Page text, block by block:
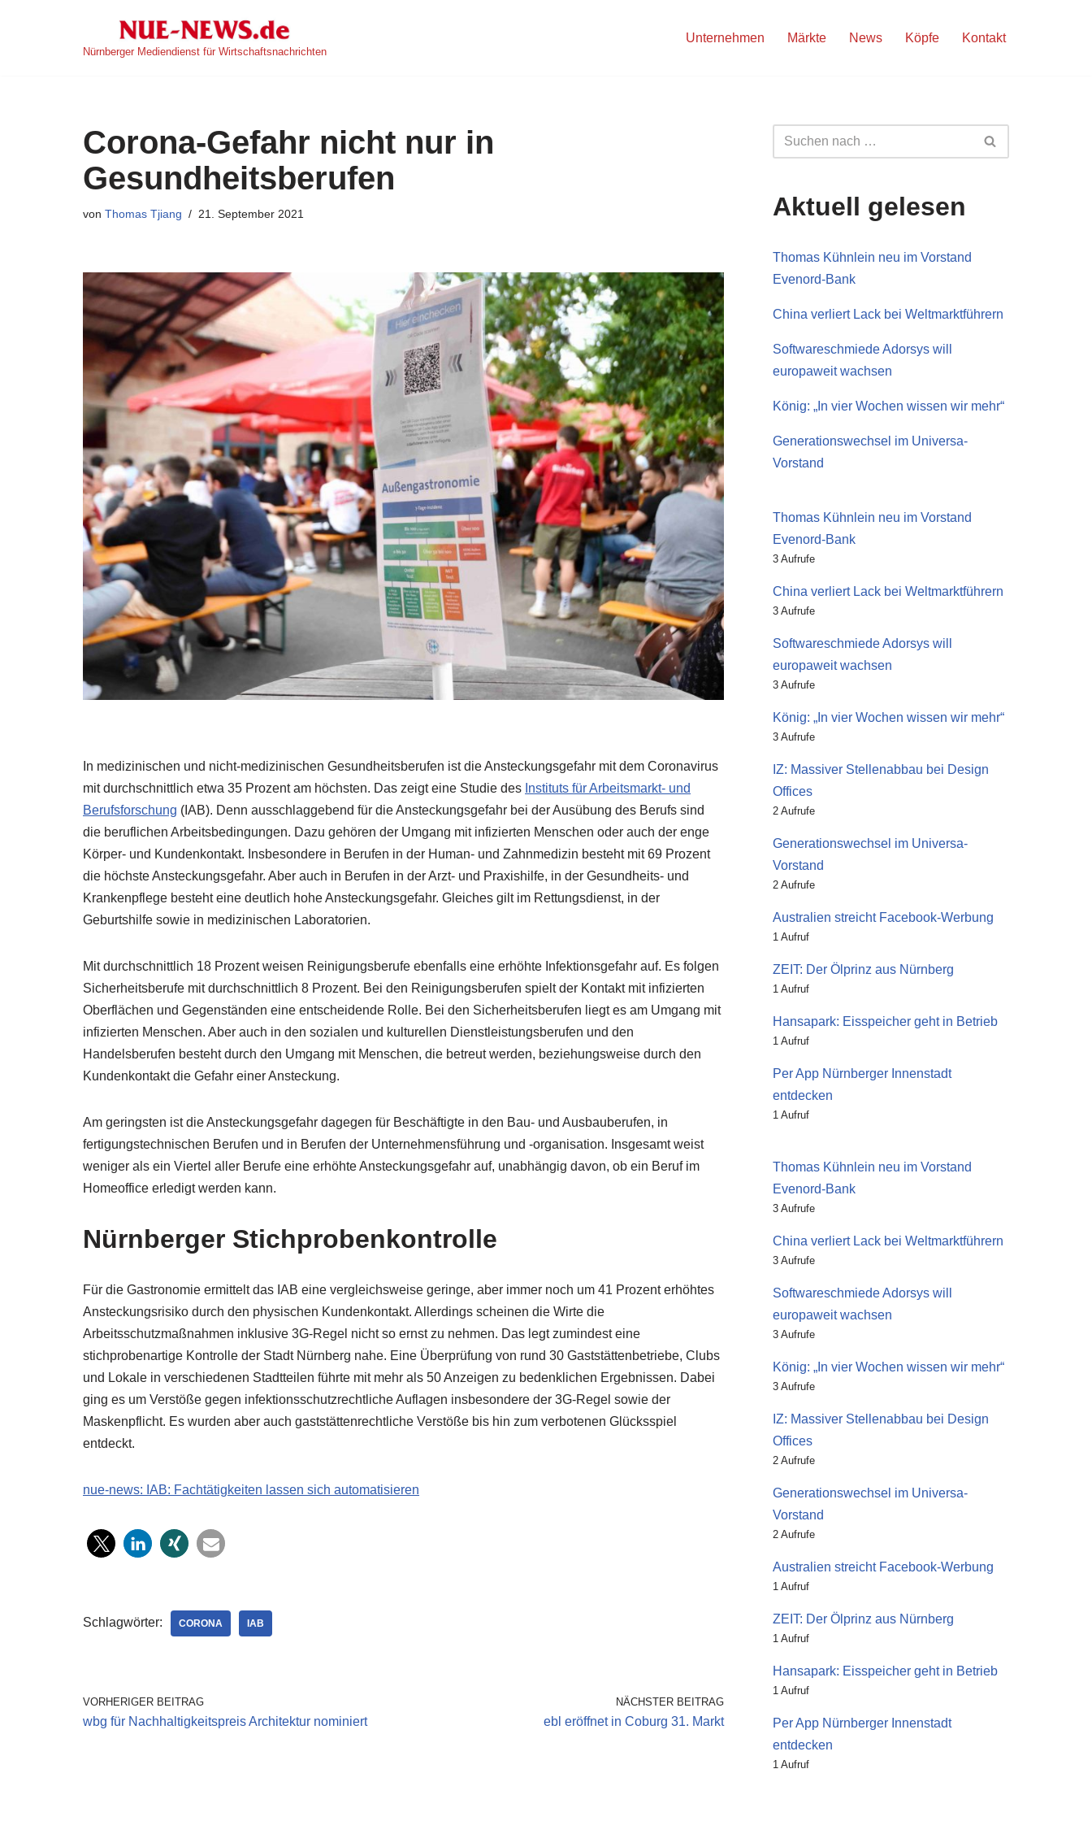
Nürnberger Mediendienst für Wirtschaftsnachrichten
Unternehmen Märkte News Köpfe Kontakt
Corona-Gefahr nicht nur in
Gesundheitsberufen
von Thomas Tjiang 21. September 2021
In medizinischen und nicht-medizinischen Gesundheitsberufen ist die Ansteckungsgefahr mit dem Coronavirus
mit durchschnittlich etwa 35 Prozent am höchsten. Das zeigt eine Studie des Instituts für Arbeitsmarkt- und
Berufsforschung (IAB). Denn ausschlaggebend für die Ansteckungsgefahr bei der Ausübung des Berufs sind
die beruflichen Arbeitsbedingungen. Dazu gehören der Umgang mit infizierten Menschen oder auch der enge
Körper- und Kundenkontakt. Insbesondere in Berufen in der Human- und Zahnmedizin besteht mit 69 Prozent
die höchste Ansteckungsgefahr. Aber auch in Berufen in der Arzt- und Praxishilfe, in der Gesundheits- und
Krankenpflege besteht eine deutlich hohe Ansteckungsgefahr. Gleiches gilt im Rettungsdienst, in der
Geburtshilfe sowie in medizinischen Laboratorien.
Mit durchschnittlich 18 Prozent weisen Reinigungsberufe ebenfalls eine erhöhte Infektionsgefahr auf. Es folgen
Sicherheitsberufe mit durchschnittlich 8 Prozent. Bei den Reinigungsberufen spielt der Kontakt mit infizierten
Oberflächen und Gegenständen eine entscheidende Rolle. Bei den Sicherheitsberufen liegt es am Umgang mit
infizierten Menschen. Aber auch in den sozialen und kulturellen Dienstleistungsberufen und den
Handelsberufen besteht durch den Umgang mit Menschen, die betreut werden, beziehungsweise durch den
Kundenkontakt die Gefahr einer Ansteckung.
Am geringsten ist die Ansteckungsgefahr dagegen für Beschäftigte in den Bau- und Ausbauberufen, in
fertigungstechnischen Berufen und in Berufen der Unternehmensführung und -organisation. Insgesamt weist
weniger als ein Viertel aller Berufe eine erhöhte Ansteckungsgefahr auf, unabhängig davon, ob ein Beruf im
Homeoffice erledigt werden kann.
Nürnberger Stichprobenkontrolle
Für die Gastronomie ermittelt das IAB eine vergleichsweise geringe, aber immer noch um 41 Prozent erhöhtes
Ansteckungsrisiko durch den physischen Kundenkontakt. Allerdings scheinen die Wirte die
Arbeitsschutzmaßnahmen inklusive 3G-Regel nicht so ernst zu nehmen. Das legt zumindest eine
stichprobenartige Kontrolle der Stadt Nürnberg nahe. Eine Überprüfung von rund 30 Gaststättenbetriebe, Clubs
und Lokale in verschiedenen Stadtteilen führte mit mehr als 50 Anzeigen zu bedenklichen Ergebnissen. Dabei
ging es um Verstöße gegen infektionsschutzrechtliche Auflagen insbesondere der 3G-Regel sowie der
Maskenpflicht. Es wurden aber auch gaststättenrechtliche Verstöße bis hin zum verbotenen Glücksspiel
entdeckt.
nue-news: IAB: Fachtätigkeiten lassen sich automatisieren
Schlagwörter: CORONA IAB
VORHERIGER BEITRAG
wbg für Nachhaltigkeitspreis Architektur nominiert
NÄCHSTER BEITRAG
ebl eröffnet in Coburg 31. Markt
Aktuell gelesen
Thomas Kühnlein neu im Vorstand
Evenord-Bank
China verliert Lack bei Weltmarktführern
Softwareschmiede Adorsys will
europaweit wachsen
König: „In vier Wochen wissen wir mehr“
Generationswechsel im Universa-
Vorstand
Thomas Kühnlein neu im Vorstand
Evenord-Bank
3 Aufrufe
China verliert Lack bei Weltmarktführern
3 Aufrufe
Softwareschmiede Adorsys will
europaweit wachsen
3 Aufrufe
König: „In vier Wochen wissen wir mehr“
3 Aufrufe
IZ: Massiver Stellenabbau bei Design
Offices
2 Aufrufe
Generationswechsel im Universa-
Vorstand
2 Aufrufe
Australien streicht Facebook-Werbung
1 Aufruf
ZEIT: Der Ölprinz aus Nürnberg
1 Aufruf
Hansapark: Eisspeicher geht in Betrieb
1 Aufruf
Per App Nürnberger Innenstadt
entdecken
1 Aufruf
Thomas Kühnlein neu im Vorstand
Evenord-Bank
3 Aufrufe
China verliert Lack bei Weltmarktführern
3 Aufrufe
Softwareschmiede Adorsys will
europaweit wachsen
3 Aufrufe
König: „In vier Wochen wissen wir mehr“
3 Aufrufe
IZ: Massiver Stellenabbau bei Design
Offices
2 Aufrufe
Generationswechsel im Universa-
Vorstand
2 Aufrufe
Australien streicht Facebook-Werbung
1 Aufruf
ZEIT: Der Ölprinz aus Nürnberg
1 Aufruf
Hansapark: Eisspeicher geht in Betrieb
1 Aufruf
Per App Nürnberger Innenstadt
entdecken
1 Aufruf